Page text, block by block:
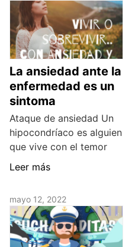
La ansiedad ante la
enfermedad es un
sintoma
Ataque de ansiedad Un
hipocondríaco es alguien
que vive con el temor
Leer más
mayo 12, 2022